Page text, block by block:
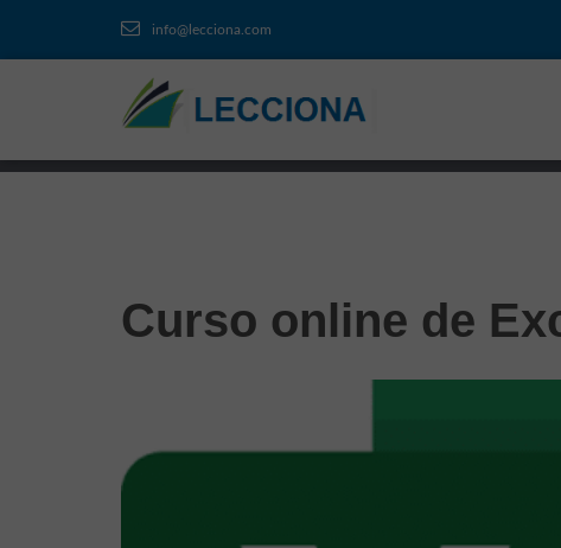
info@lecciona.com
Curso online de